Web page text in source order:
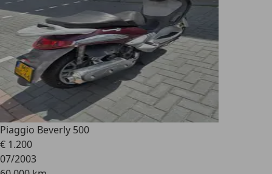
Piaggio Beverly 500
€ 1.200
07/2003